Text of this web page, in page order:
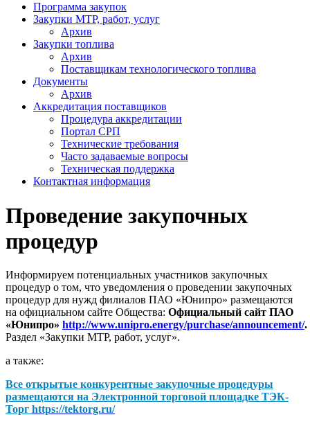
Программа закупок
Закупки МТР, работ, услуг
Архив
Закупки топлива
Архив
Поставщикам технологического топлива
Документы
Архив
Аккредитация поставщиков
Процедура аккредитации
Портал СРП
Технические требования
Часто задаваемые вопросы
Техническая поддержка
Контактная информация
Проведение закупочных
процедур
Информируем потенциальных участников закупочных
процедур о том, что уведомления о проведении закупочных
процедур для нужд филиалов ПАО «Юнипро» размещаются
на официальном сайте Общества: Официальный сайт ПАО
«Юнипро» http://www.unipro.energy/purchase/announcement/.
Раздел «Закупки МТР, работ, услуг».
а также:
Все открытые конкурентные закупочные процедуры
размещаются на Электронной торговой площадке ТЭК-
Торг https://tektorg.ru/